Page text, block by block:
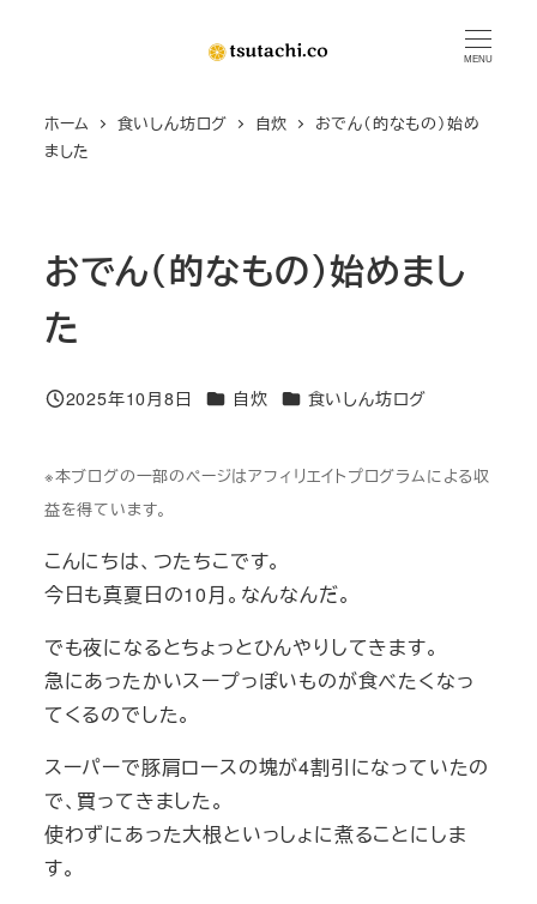
MENU
ホーム 食いしん坊ログ 自炊
おでん（的なもの）始め
ました
おでん（的なもの）始めまし
た
投稿日
2025年10月8日 カテゴリー
自炊 カテゴリー
食いしん坊ログ
※本ブログの一部のページはアフィリエイトプログラムによる収
益を得ています。
こんにちは、つたちこです。
今日も真夏日の10月。なんなんだ。
でも夜になるとちょっとひんやりしてきます。
急にあったかいスープっぽいものが食べたくなっ
てくるのでした。
スーパーで豚肩ロースの塊が4割引になっていたの
で、買ってきました。
使わずにあった大根といっしょに煮ることにしま
す。